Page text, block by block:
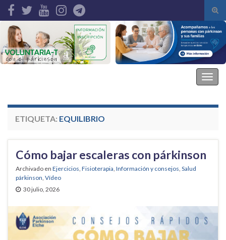
de
Search for:
ETIQUETA: EQUILIBRIO
Cómo bajar escaleras con párkinson
Archivado en Ejercicios, Fisioterapia, Información y consejos, Salud
párkinson, Vídeo
30 julio, 2026